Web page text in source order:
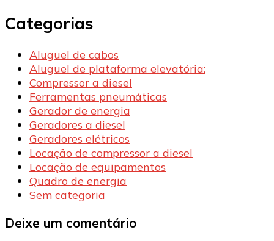
Categorias
Aluguel de cabos
Aluguel de plataforma elevatória:
Compressor a diesel
Ferramentas pneumáticas
Gerador de energia
Geradores a diesel
Geradores elétricos
Locação de compressor a diesel
Locação de equipamentos
Quadro de energia
Sem categoria
Deixe um comentário